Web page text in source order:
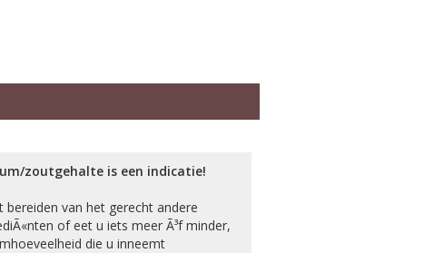
zoutgehalte is een indicatie!
bereiden van het gerecht andere
of eet u iets meer Ã³f minder,
die u inneemt